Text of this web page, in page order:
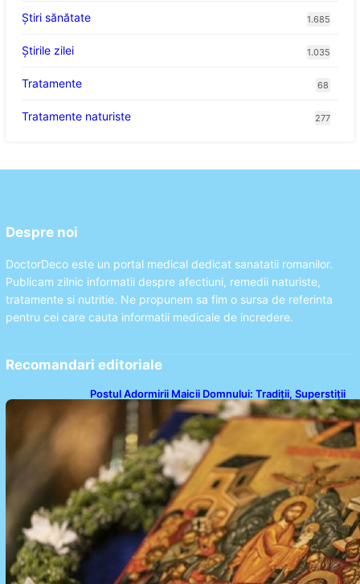
Ştiri sănătate 1.685
Știrile zilei 1.035
Tratamente 68
Tratamente naturiste 277
Despre noi
DoctorDeco este un portal medical dedicat sanatatii romanilor.
Publicam zilnic informatii despre afectiuni, remedii naturiste,
tratamente si nutritie. Ne propunem sa fim o sursa de referinta
pentru cei care cauta informatii medicale de incredere.
Recomandari editoriale
Postul Adormirii Maicii Domnului: Tradiții, Superstiții
și Implicații Spiritualitate în 2026